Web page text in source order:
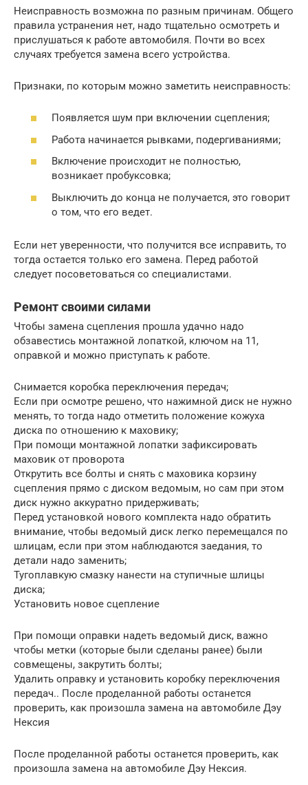
Неисправность возможна по разным причинам. Общего
правила устранения нет, надо тщательно осмотреть и
прислушаться к работе автомобиля. Почти во всех
случаях требуется замена всего устройства.
Признаки, по которым можно заметить неисправность:
Появляется шум при включении сцепления;
Работа начинается рывками, подергиваниями;
Включение происходит не полностью,
возникает пробуксовка;
Выключить до конца не получается, это говорит
о том, что его ведет.
Если нет уверенности, что получится все исправить, то
тогда остается только его замена. Перед работой
следует посоветоваться со специалистами.
Ремонт своими силами
Чтобы замена сцепления прошла удачно надо
обзавестись монтажной лопаткой, ключом на 11,
оправкой и можно приступать к работе.
Снимается коробка переключения передач;
Если при осмотре решено, что нажимной диск не нужно
менять, то тогда надо отметить положение кожуха
диска по отношению к маховику;
При помощи монтажной лопатки зафиксировать
маховик от проворота
Открутить все болты и снять с маховика корзину
сцепления прямо с диском ведомым, но сам при этом
диск нужно аккуратно придерживать;
Перед установкой нового комплекта надо обратить
внимание, чтобы ведомый диск легко перемещался по
шлицам, если при этом наблюдаются заедания, то
детали надо заменить;
Тугоплавкую смазку нанести на ступичные шлицы
диска;
Установить новое сцепление
При помощи оправки надеть ведомый диск, важно
чтобы метки (которые были сделаны ранее) были
совмещены, закрутить болты;
Удалить оправку и установить коробку переключения
передач.. После проделанной работы останется
проверить, как произошла замена на автомобиле Дэу
Нексия
После проделанной работы останется проверить, как
произошла замена на автомобиле Дэу Нексия.